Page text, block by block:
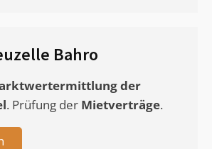
Bahro
der
. Prüfung der Mietverträge.